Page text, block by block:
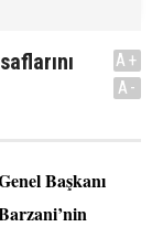
A+
A-
Başkanı